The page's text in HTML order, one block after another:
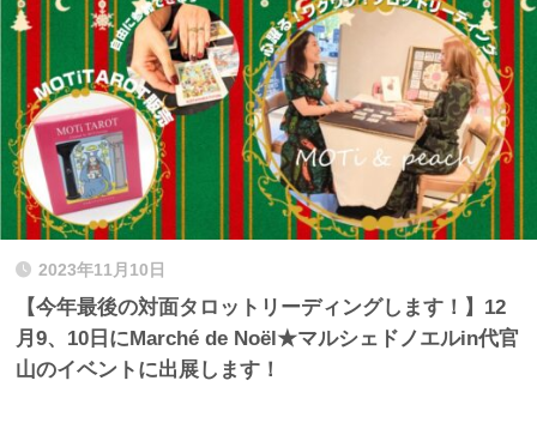
2023年11月10日
【今年最後の対面タロットリーディングします！】12
月9、10日にMarché de Noël★マルシェドノエルin代官
山のイベントに出展します！